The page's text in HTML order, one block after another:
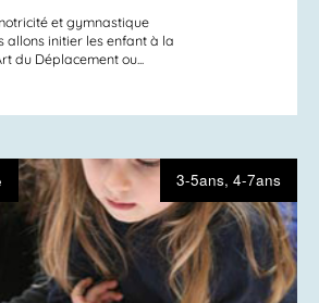
et gymnastique
allons initier les enfant à la
du Déplacement ou...
3-5ans, 4-7ans